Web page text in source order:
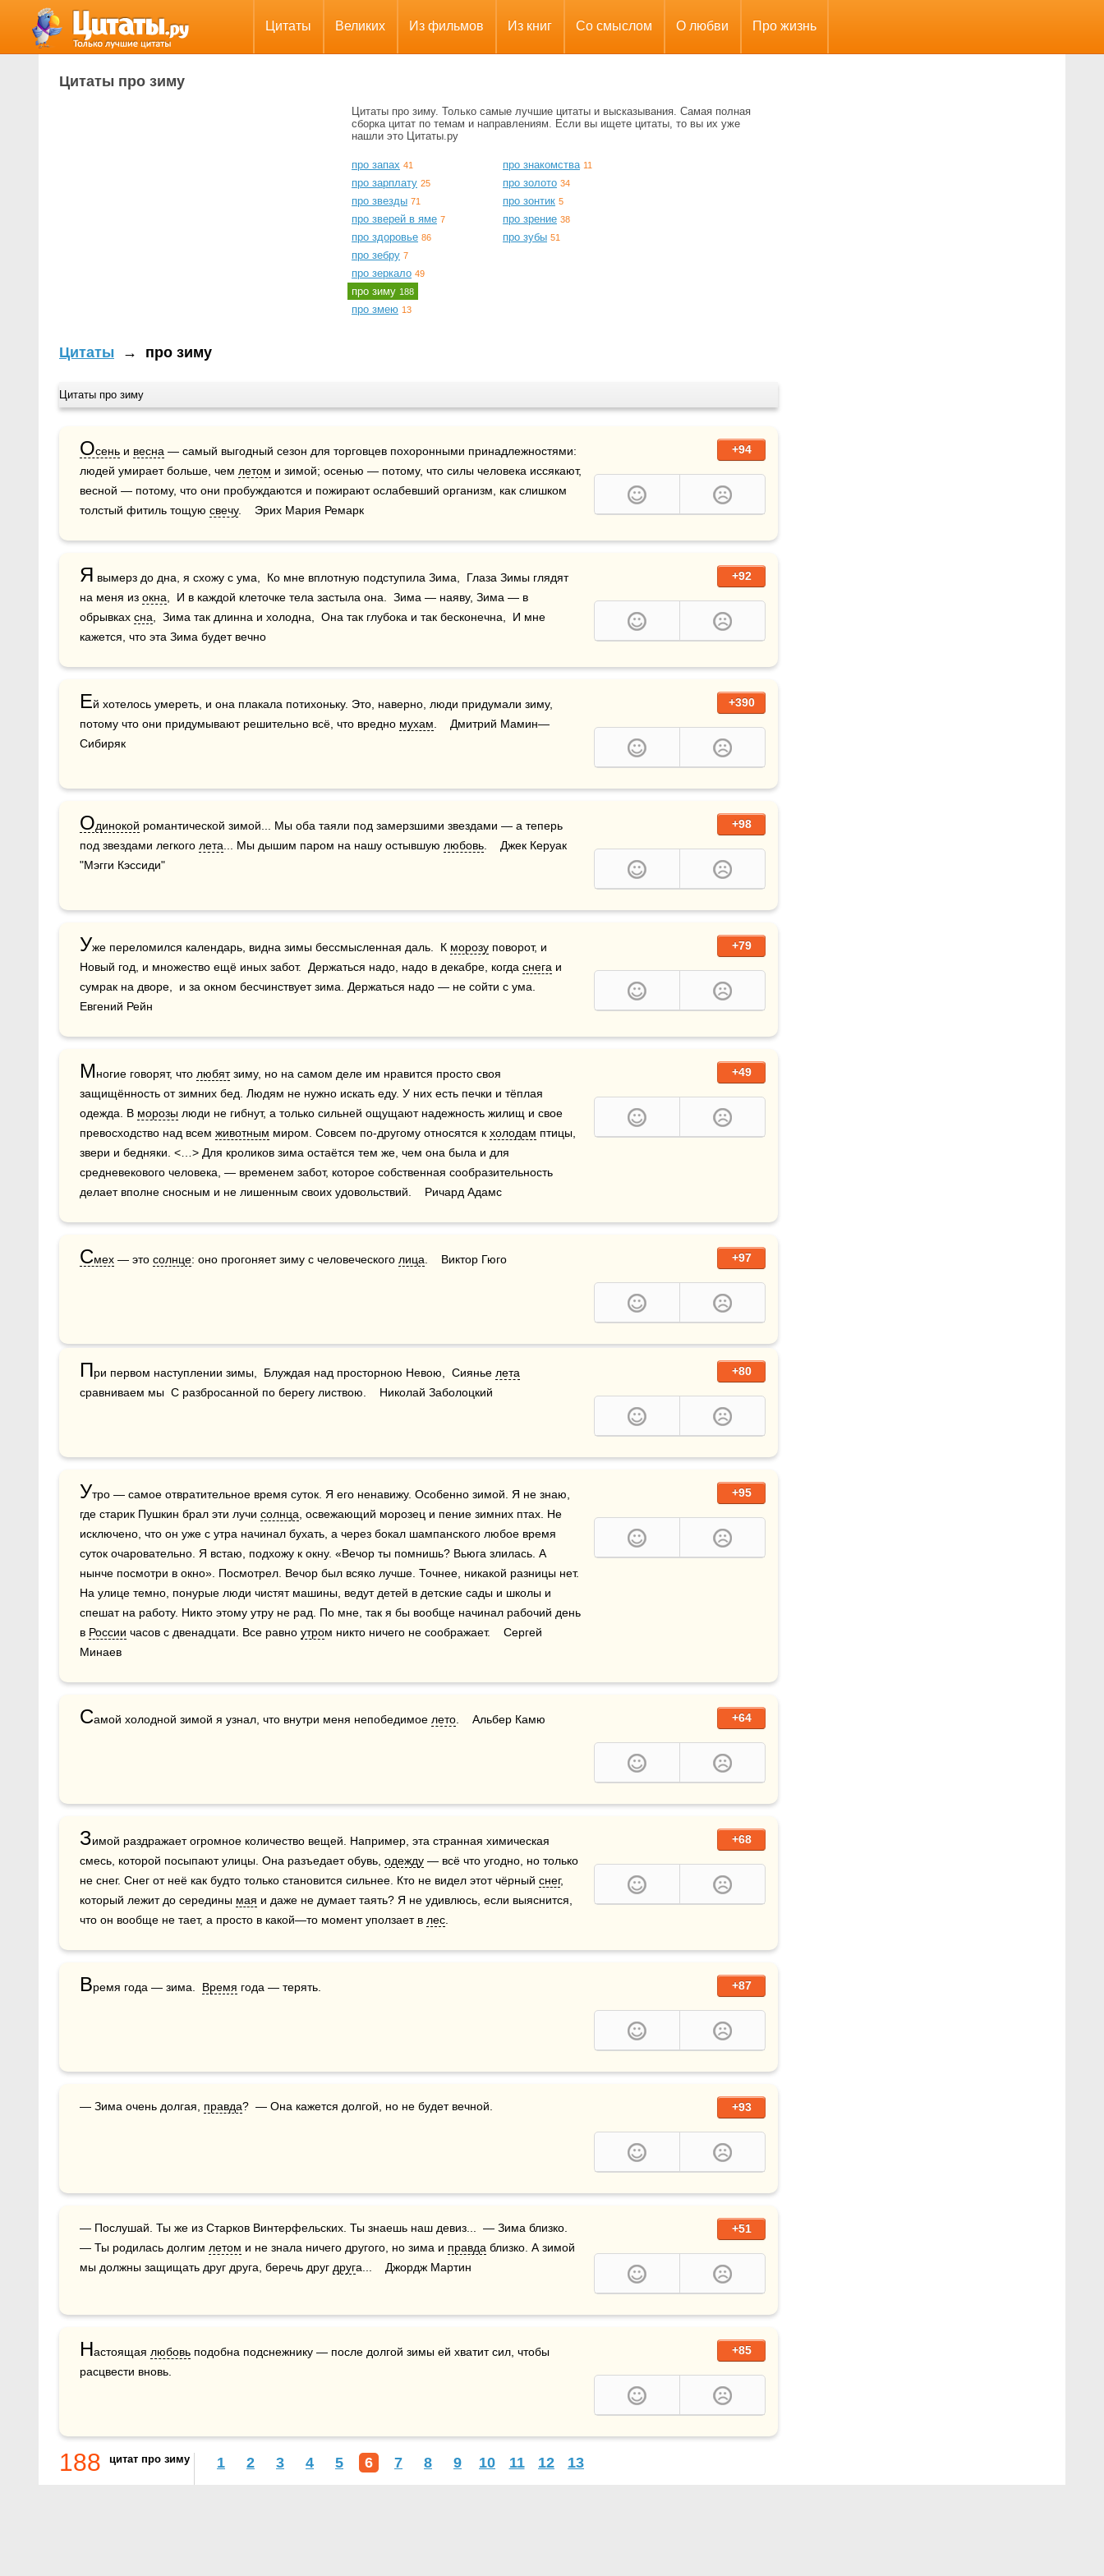
Цитаты Великих Из фильмов Из книг Со смыслом О любви Про жизнь
Цитаты про зиму
Цитаты про зиму. Только самые лучшие цитаты и высказывания. Самая полная
сборка цитат по темам и направлениям. Если вы ищете цитаты, то вы их уже
нашли это Цитаты.ру
про запах 41
про зарплату 25
про звезды 71
про зверей в яме 7
про здоровье 86
про зебру 7
про зеркало 49
про зиму 188
про змею 13
про знакомства 11
про золото 34
про зонтик 5
про зрение 38
про зубы 51
Цитаты → про зиму
Цитаты про зиму
+94
Осень и весна — самый выгодный сезон для торговцев похоронными принадлежностями:
людей умирает больше, чем летом и зимой; осенью — потому, что силы человека иссякают,
весной — потому, что они пробуждаются и пожирают ослабевший организм, как слишком
толстый фитиль тощую свечу.    Эрих Мария Ремарк
+92
Я вымерз до дна, я схожу с ума,  Ко мне вплотную подступила Зима,  Глаза Зимы глядят
на меня из окна ,  И в каждой клеточке тела застыла она.  Зима — наяву, Зима — в
обрывках сна ,  Зима так длинна и холодна,  Она так глубока и так бесконечна,  И мне
кажется, что эта Зима будет вечно
+390
Ей хотелось умереть, и она плакала потихоньку. Это, наверно, люди придумали зиму,
потому что они придумывают решительно всё, что вредно мухам .    Дмитрий Мамин—
Сибиряк
+98
Одинокой романтической зимой... Мы оба таяли под замерзшими звездами — а теперь
под звездами легкого лета ... Мы дышим паром на нашу остывшую любовь .    Джек Керуак
"Мэгги Кэссиди"
+79
Уже переломился календарь, видна зимы бессмысленная даль.  К морозу поворот, и
Новый год, и множество ещё иных забот.  Держаться надо, надо в декабре, когда снега и
сумрак на дворе,  и за окном бесчинствует зима. Держаться надо — не сойти с ума.
Евгений Рейн
+49
Многие говорят, что любят зиму, но на самом деле им нравится просто своя
защищённость от зимних бед. Людям не нужно искать еду. У них есть печки и тёплая
одежда. В морозы люди не гибнут, а только сильней ощущают надежность жилищ и свое
превосходство над всем животным миром. Совсем по‑другому относятся к холодам птицы,
звери и бедняки. <…> Для кроликов зима остаётся тем же, чем она была и для
средневекового человека, — временем забот, которое собственная сообразительность
делает вполне сносным и не лишенным своих удовольствий.    Ричард Адамс
+97
Смех — это солнце: оно прогоняет зиму с человеческого лица .    Виктор Гюго
+80
При первом наступлении зимы,  Блуждая над просторною Невою,  Сиянье лета
сравниваем мы  С разбросанной по берегу листвою.    Николай Заболоцкий
+95
Утро — самое отвратительное время суток. Я его ненавижу. Особенно зимой. Я не знаю,
где старик Пушкин брал эти лучи солнца , освежающий морозец и пение зимних птах. Не
исключено, что он уже с утра начинал бухать, а через бокал шампанского любое время
суток очаровательно. Я встаю, подхожу к окну. «Вечор ты помнишь? Вьюга злилась. А
нынче посмотри в окно». Посмотрел. Вечор был всяко лучше. Точнее, никакой разницы нет.
На улице темно, понурые люди чистят машины, ведут детей в детские сады и школы и
спешат на работу. Никто этому утру не рад. По мне, так я бы вообще начинал рабочий день
в России часов с двенадцати. Все равно утром никто ничего не соображает.    Сергей
Минаев
+64
Самой холодной зимой я узнал, что внутри меня непобедимое лето .    Альбер Камю
+68
Зимой раздражает огромное количество вещей. Например, эта странная химическая
смесь, которой посыпают улицы. Она разъедает обувь, одежду — всё что угодно, но только
не снег. Снег от неё как будто только становится сильнее. Кто не видел этот чёрный снег,
который лежит до середины мая и даже не думает таять? Я не удивлюсь, если выяснится,
что он вообще не тает, а просто в какой—то момент уползает в лес
+87
Время года — зима. Время года — терять.
+93
— Зима очень долгая, правда?  — Она кажется долгой, но не будет вечной.
+51
— Послушай. Ты же из Старков Винтерфельских. Ты знаешь наш девиз...  — Зима близко.
— Ты родилась долгим летом и не знала ничего другого, но зима и правда близко. А зимой
мы должны защищать друг друга, беречь друг друга...    Джордж Мартин
+85
Настоящая любовь подобна подснежнику — после долгой зимы ей хватит сил, чтобы
расцвести вновь.
188 цитат про зиму 1 2 3 4 5 6 7 8 9 10 11 12 13